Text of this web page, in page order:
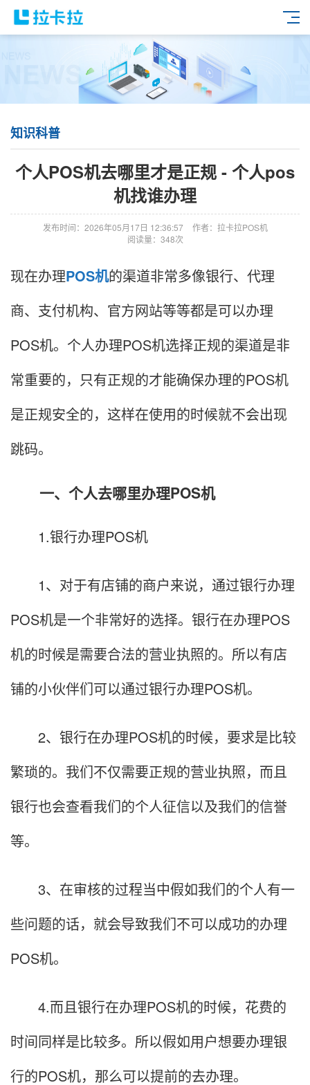
知识科普
个人POS机去哪里才是正规 - 个人pos
机找谁办理
发布时间：2026年05月17日 12:36:57
作者：拉卡拉POS机
阅读量：348次
现在办理POS机的渠道非常多像银行、代理
商、支付机构、官方网站等等都是可以办理
POS机。个人办理POS机选择正规的渠道是非
常重要的，只有正规的才能确保办理的POS机
是正规安全的，这样在使用的时候就不会出现
跳码。
一、个人去哪里办理POS机
1.银行办理POS机
1、对于有店铺的商户来说，通过银行办理
POS机是一个非常好的选择。银行在办理POS
机的时候是需要合法的营业执照的。所以有店
铺的小伙伴们可以通过银行办理POS机。
2、银行在办理POS机的时候，要求是比较
繁琐的。我们不仅需要正规的营业执照，而且
银行也会查看我们的个人征信以及我们的信誉
等。
3、在审核的过程当中假如我们的个人有一
些问题的话，就会导致我们不可以成功的办理
POS机。
4.而且银行在办理POS机的时候，花费的
时间同样是比较多。所以假如用户想要办理银
行的POS机，那么可以提前的去办理。